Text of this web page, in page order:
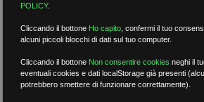
POLICY.
Cliccando il bottone Ho capito ,confermi il tuo
alcuni piccoli blocchi di dati sul tuo computer.
Cliccando il bottone Non consentire cookies neghi il
eventuali cookies e dati localStorage già presenti
potrebbero smettere di funzionare correttamente).